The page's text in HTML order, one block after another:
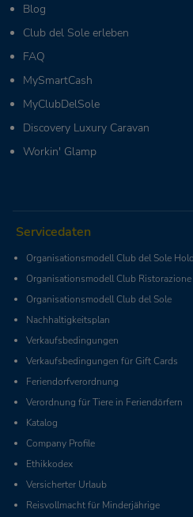
Blog
Club del Sole erleben
FAQ
MySmartCash
MyClubDelSole
Discovery Luxury Caravan
Workin' Glamp
Servicedaten
Organisationsmodell Club del Sole
Organisationsmodell Club Ristorazione
Organisationsmodell Club del Sole
Nachhaltigkeitsplan
Verkaufsbedingungen
Verkaufsbedingungen für Gift Cards
Feriendorfverordnung
Verordnung für Tiere in Feriendörfern
Katalog
Company Profile
Ethikkodex
Versicherter Urlaub
Reisvollmacht für Minderjährige